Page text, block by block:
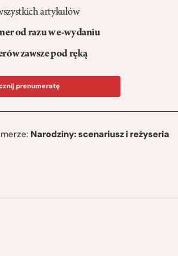
artykułów
od razu w e-wydaniu
zawsze pod ręką
prenumeratę
Narodziny: scenariusz i reżyseria